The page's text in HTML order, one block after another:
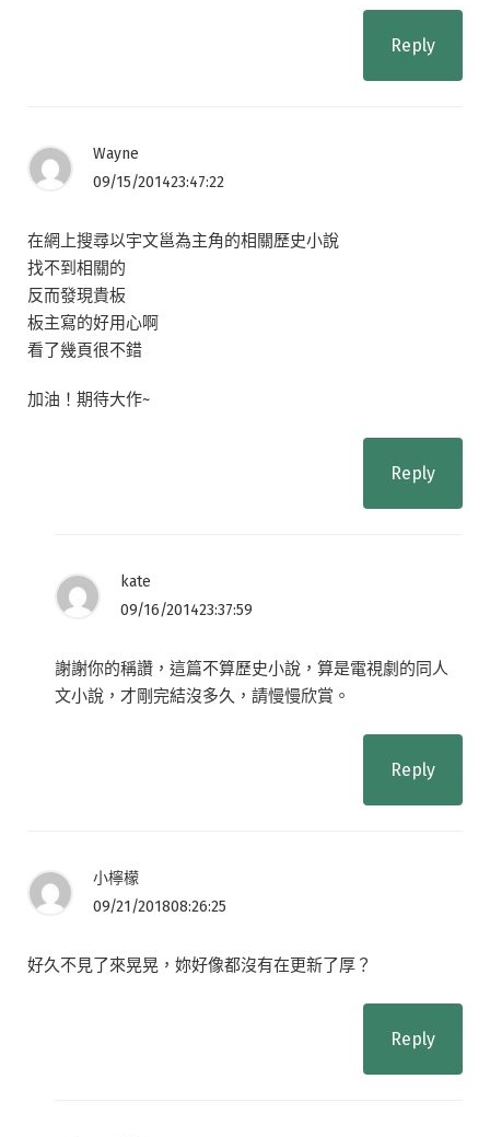
Reply
Wayne
09/15/201423:47:22
在網上搜尋以宇文邕為主角的相關歷史小說
找不到相關的
反而發現貴板
板主寫的好用心啊
看了幾頁很不錯
加油！期待大作~
Reply
kate
09/16/201423:37:59
謝謝你的稱讚，這篇不算歷史小說，算是電視劇的同人
文小說，才剛完結沒多久，請慢慢欣賞。
Reply
小檸檬
09/21/201808:26:25
好久不見了來晃晃，妳好像都沒有在更新了厚？
Reply